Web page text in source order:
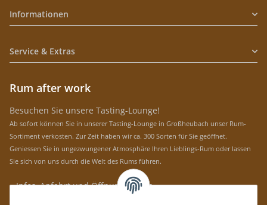
Informationen
Service & Extras
Rum after work
Besuchen Sie unsere Tasting-Lounge!
Ab sofort können Sie in unserer Tasting-Lounge in Großheubach unser Rum-
Sortiment verkosten. Zur Zeit haben wir ca. 300 Sorten für Sie geöffnet.
Geniessen Sie in ungezwungener Atmosphäre Ihren Lieblings-Rum oder lassen
Sie sich von uns durch die Welt des Rums führen.
» Infos, Anfahrt und Öffnungszeiten
Immer auf dem Laufenden mit unseren aktuellen Rum-News!